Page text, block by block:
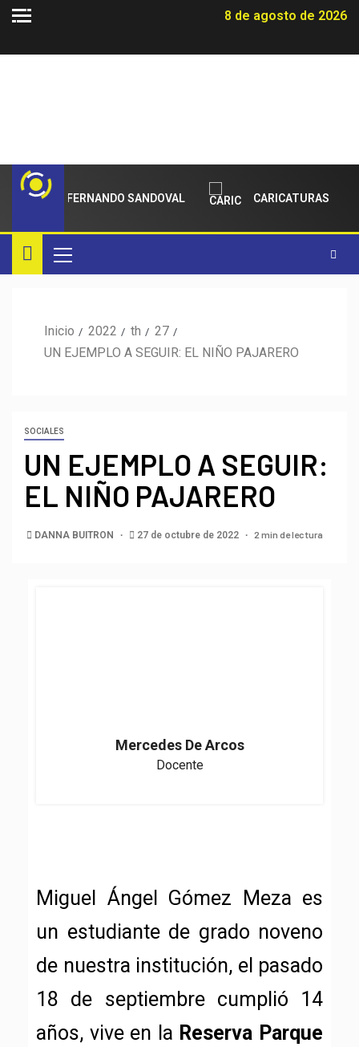
8 de agosto de 2026
PARA FERNANDO SANDOVAL CARICATURAS
Inicio 2022 th
27
UN EJEMPLO A SEGUIR: EL NIÑO PAJARERO
SOCIALES
UN EJEMPLO A SEGUIR:
EL NIÑO PAJARERO
DANNA BUITRON 27 de octubre de 2022 2 min de lectura
Mercedes De Arcos
Docente
Miguel Ángel Gómez Meza es
un estudiante de grado noveno
de nuestra institución, el pasado
18 de septiembre cumplió 14
años, vive en la Reserva Parque